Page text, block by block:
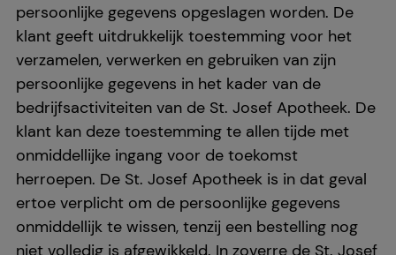
persoonlijke gegevens opgeslagen worden. De
klant geeft uitdrukkelijk toestemming voor het
verzamelen, verwerken en gebruiken van zijn
persoonlijke gegevens in het kader van de
bedrijfsactiviteiten van de St. Josef Apotheek. De
klant kan deze toestemming te allen tijde met
onmiddellijke ingang voor de toekomst
herroepen. De St. Josef Apotheek is in dat geval
ertoe verplicht om de persoonlijke gegevens
onmiddellijk te wissen, tenzij een bestelling nog
niet volledig is afgewikkeld. In zoverre de St. Josef